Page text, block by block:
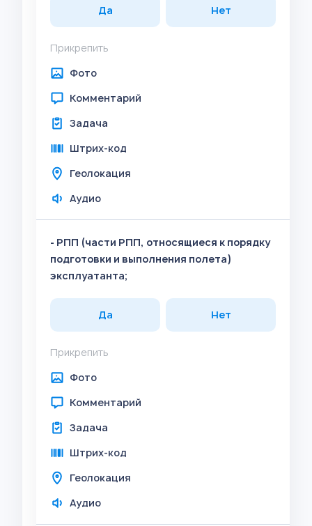
Да Нет
Прикрепить
Фото
Комментарий
Задача
Штрих-код
Геолокация
Аудио
- РПП (части РПП, относящиеся к порядку
подготовки и выполнения полета)
эксплуатанта;
Да Нет
Прикрепить
Фото
Комментарий
Задача
Штрих-код
Геолокация
Аудио